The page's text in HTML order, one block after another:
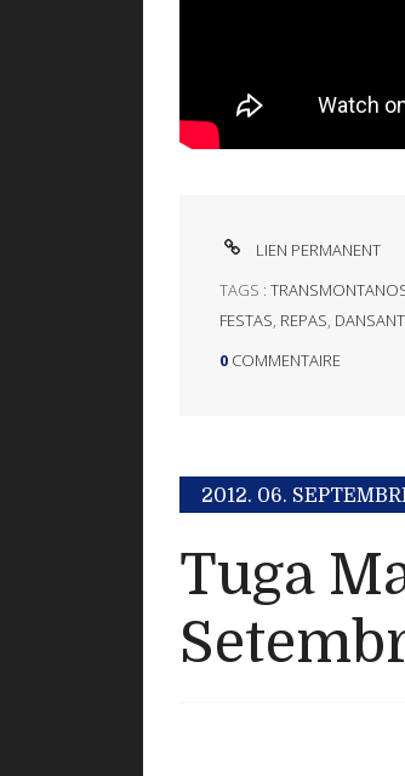
LIEN PERMANENT
TAGS :
FESTAS, REPAS, DANSANT
0 COMMENTAIRE
2012. 06.
Tuga